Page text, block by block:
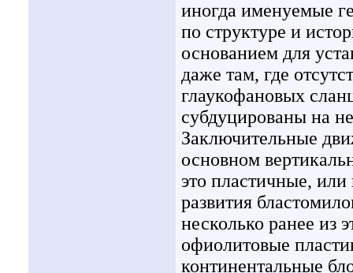
иногда именуемые
по структуре и
основанием для
даже там, где
глаукофановых
субдуцированы на
Заключительные
основном
это пластичные,
развития
несколько ранее из
офиолитовые
континентальные